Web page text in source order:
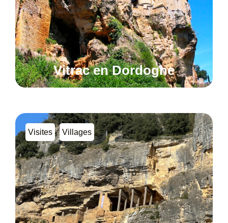
Vitrac en Dordogne
Visites , Villages